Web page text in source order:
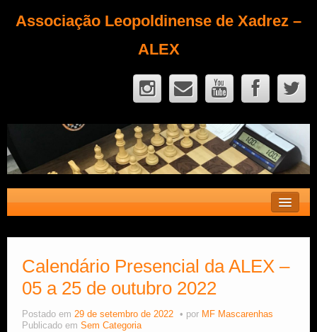
Associação Leopoldinense de Xadrez –
ALEX
Fique Sócio
Quem Somos?
Calendário
Calendário Presencial da ALEX –
05 a 25 de outubro 2022
Postado em 29 de setembro de 2022 por MF Mascarenhas
Publicado em Sem Categoria